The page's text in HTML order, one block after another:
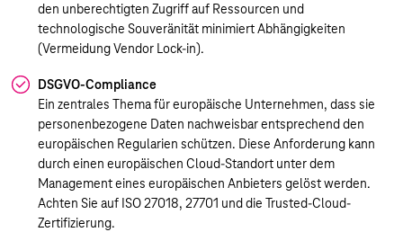
den unberechtigten Zugriff auf Ressourcen und
technologische Souveränität minimiert Abhängigkeiten
(Vermeidung Vendor Lock-in).
DSGVO-Compliance
Ein zentrales Thema für europäische Unternehmen, dass sie
personenbezogene Daten nachweisbar entsprechend den
europäischen Regularien schützen. Diese Anforderung kann
durch einen europäischen Cloud-Standort unter dem
Management eines europäischen Anbieters gelöst werden.
Achten Sie auf ISO 27018, 27701 und die Trusted-Cloud-
Zertifizierung.